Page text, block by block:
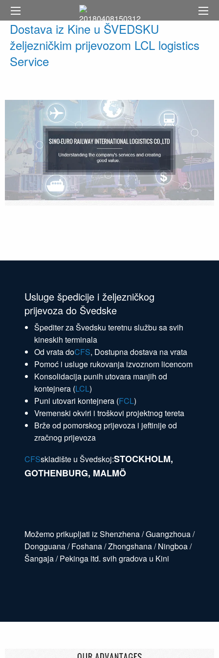
Dostava iz Kine u ŠVEDSKU
željezničkim prijevozom LCL logistics
Service
Usluge špedicije i željezničkog
prijevoza do Švedske
Špediter za Švedsku teretnu službu sa svih
kineskih terminala
Od vrata doCFS, Dostupna dostava na vrata
Pomoć i usluge rukovanja izvoznom licencom
Konsolidacija punih utovara manjih od
kontejnera (LCL)
Puni utovari kontejnera (FCL)
Vremenski okviri i troškovi projektnog tereta
Brže od pomorskog prijevoza i jeftinije od
zračnog prijevoza
CFSskladište u Švedskoj:STOCKHOLM,
GOTHENBURG, MALMÖ
Možemo prikupljati iz Shenzhena / Guangzhoua /
Dongguana / Foshana / Zhongshana / Ningboa /
Šangaja / Pekinga itd. svih gradova u Kini